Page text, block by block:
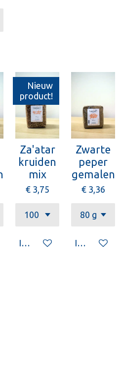
Nieuw
product!
Za'atar
kruiden
mix
€ 3,75
In winkelwagen
Zwarte
peper
gemalen
€ 3,36
In